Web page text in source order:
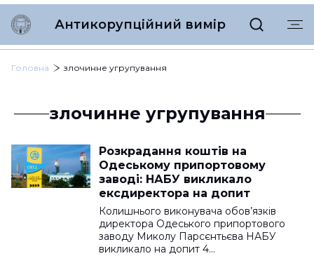
Антикорупційний вимір
Головна злочинне угрупування
злочинне угрупування
Розкрадання коштів на
Одеському припортовому
заводі: НАБУ викликало
ексдиректора на допит
Колишнього виконувача обов’язків
директора Одеського припортового
заводу Миколу Парсєнтьєва НАБУ
викликало на допит 4…